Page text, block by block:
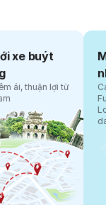
xe buýt
ái, thuận lợi từ